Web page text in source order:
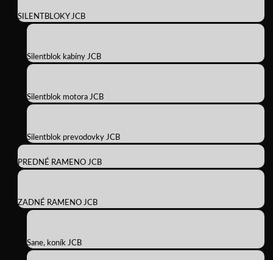
SILENTBLOKY JCB
Silentblok kabíny JCB
Silentblok motora JCB
Silentblok prevodovky JCB
PREDNÉ RAMENO JCB
ZADNÉ RAMENO JCB
Sane, koník JCB